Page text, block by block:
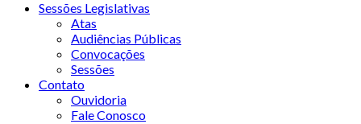
Sessões Legislativas
Atas
Audiências Públicas
Convocações
Sessões
Contato
Ouvidoria
Fale Conosco